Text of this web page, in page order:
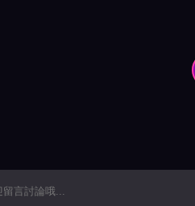
按摩會館介紹與班表